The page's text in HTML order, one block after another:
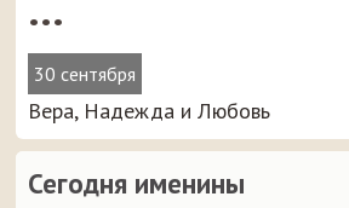
•••
30 сентября
Вера, Надежда и Любовь
Сегодня именины